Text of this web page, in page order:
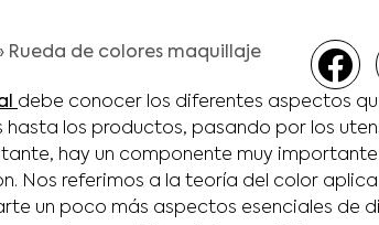
Rueda de colores maquillaje
debe conocer los diferentes aspectos
hasta los productos, pasando por los
hay un componente muy
Nos referimos a la teoría del color
un poco más aspectos esenciales de